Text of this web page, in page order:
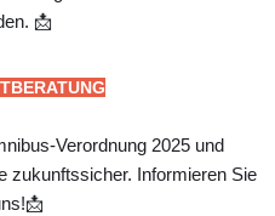
📩
Verordnung 2025 und
zukunftssicher. Informieren Sie